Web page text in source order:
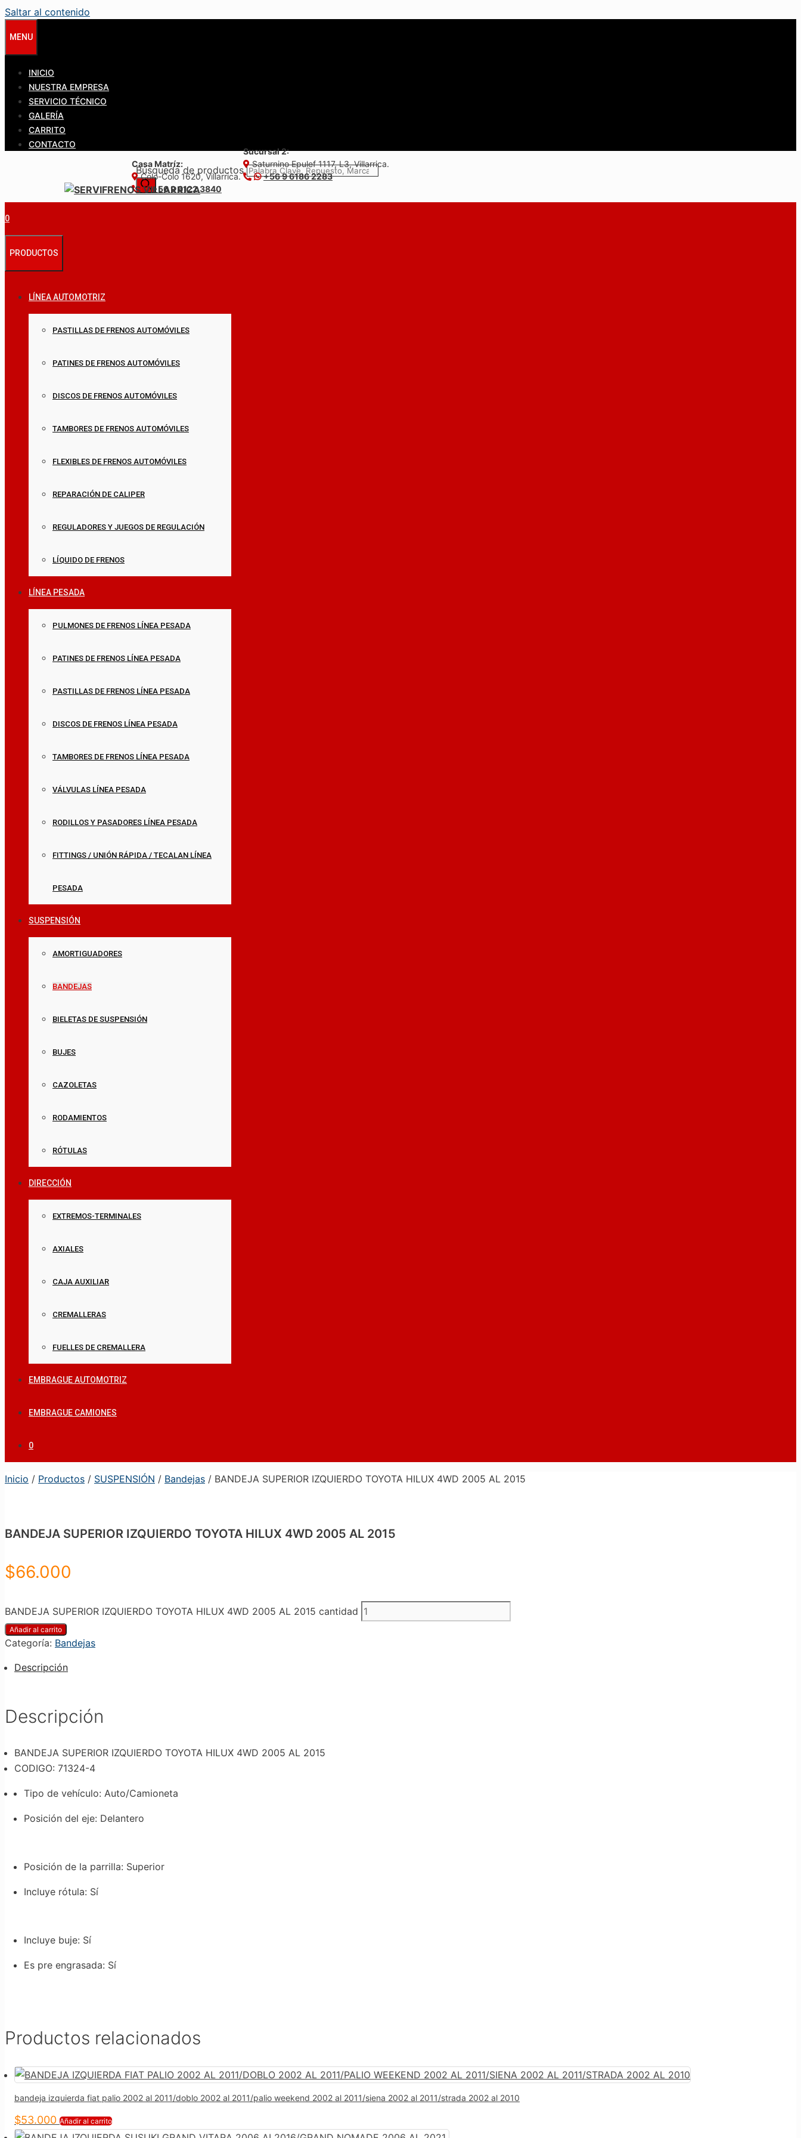
Saltar al contenido
MENU
INICIO
NUESTRA EMPRESA
SERVICIO TÉCNICO
GALERÍA
CARRITO
CONTACTO
Búsqueda de productos
Casa Matríz:
Colo-Colo 1620, Villarrica.
+56 9 6122 3840
Sucursal 2:
Saturnino Epulef 1117, L3, Villarrica.
+56 9 6186 2283
0
PRODUCTOS
LÍNEA AUTOMOTRIZ
PASTILLAS DE FRENOS AUTOMÓVILES
PATINES DE FRENOS AUTOMÓVILES
DISCOS DE FRENOS AUTOMÓVILES
TAMBORES DE FRENOS AUTOMÓVILES
FLEXIBLES DE FRENOS AUTOMÓVILES
REPARACIÓN DE CALIPER
REGULADORES Y JUEGOS DE REGULACIÓN
LÍQUIDO DE FRENOS
LÍNEA PESADA
PULMONES DE FRENOS LÍNEA PESADA
PATINES DE FRENOS LÍNEA PESADA
PASTILLAS DE FRENOS LÍNEA PESADA
DISCOS DE FRENOS LÍNEA PESADA
TAMBORES DE FRENOS LÍNEA PESADA
VÁLVULAS LÍNEA PESADA
RODILLOS Y PASADORES LÍNEA PESADA
FITTINGS / UNIÓN RÁPIDA / TECALAN LÍNEA
PESADA
SUSPENSIÓN
AMORTIGUADORES
BANDEJAS
BIELETAS DE SUSPENSIÓN
BUJES
CAZOLETAS
RODAMIENTOS
RÓTULAS
DIRECCIÓN
EXTREMOS-TERMINALES
AXIALES
CAJA AUXILIAR
CREMALLERAS
FUELLES DE CREMALLERA
EMBRAGUE AUTOMOTRIZ
EMBRAGUE CAMIONES
0
Inicio / Productos / SUSPENSIÓN / Bandejas / BANDEJA SUPERIOR IZQUIERDO TOYOTA HILUX 4WD 2005 AL 2015
BANDEJA SUPERIOR IZQUIERDO TOYOTA HILUX 4WD 2005 AL 2015
$66.000
BANDEJA SUPERIOR IZQUIERDO TOYOTA HILUX 4WD 2005 AL 2015 cantidad
Añadir al carrito
Categoría: Bandejas
Descripción
Descripción
BANDEJA SUPERIOR IZQUIERDO TOYOTA HILUX 4WD 2005 AL 2015
CODIGO: 71324-4
Tipo de vehículo: Auto/Camioneta
Posición del eje: Delantero
Posición de la parrilla: Superior
Incluye rótula: Sí
Incluye buje: Sí
Es pre engrasada: Sí
Productos relacionados
bandeja izquierda fiat palio 2002 al 2011/doblo 2002 al 2011/palio weekend 2002 al 2011/siena 2002 al 2011/strada 2002 al 2010
$53.000 Añadir al carrito